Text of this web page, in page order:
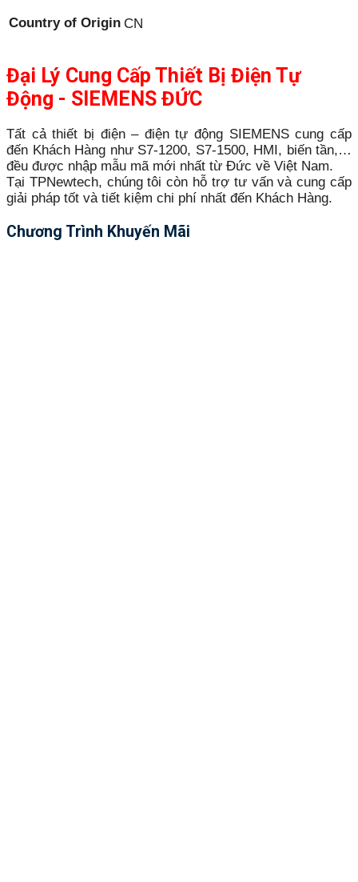
Country of Origin CN
Đại Lý Cung Cấp Thiết Bị Điện Tự
Động - SIEMENS ĐỨC
Tất cả thiết bị điện – điện tự động SIEMENS cung cấp
đến Khách Hàng như S7-1200, S7-1500, HMI, biến tần,…
đều được nhập mẫu mã mới nhất từ Đức về Việt Nam.
Tại TPNewtech, chúng tôi còn hỗ trợ tư vấn và cung cấp
giải pháp tốt và tiết kiệm chi phí nhất đến Khách Hàng.
Chương Trình Khuyến Mãi